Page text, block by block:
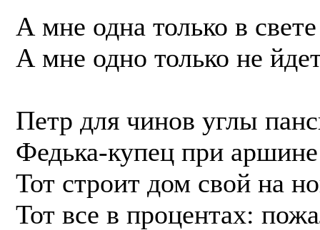
А мне одна только в
А мне одно только не
Петр для чинов углы
Федька-купец при
Тот строит дом свой на
Тот все в процентах: